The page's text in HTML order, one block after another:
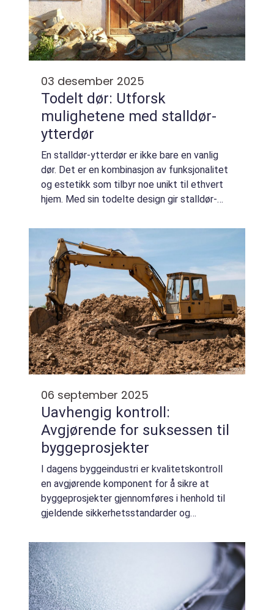
03 desember 2025
Todelt dør: Utforsk
mulighetene med stalldør-
ytterdør
En stalldør-ytterdør er ikke bare en vanlig
dør. Det er en kombinasjon av funksjonalitet
og estetikk som tilbyr noe unikt til ethvert
hjem. Med sin todelte design gir stalldør-
06 september 2025
Uavhengig kontroll:
Avgjørende for suksessen til
byggeprosjekter
I dagens byggeindustri er kvalitetskontroll
en avgjørende komponent for å sikre at
byggeprosjekter gjennomføres i henhold til
gjeldende sikkerhetsstandarder og
er uavhengig kontroll, e...